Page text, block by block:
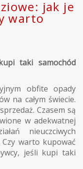
jak je
warto
taki samochód
obfite opady
na całym świecie.
Czasem są
w adekwatnej
nieuczciwych
Czy warto kupować
jeśli kupi taki